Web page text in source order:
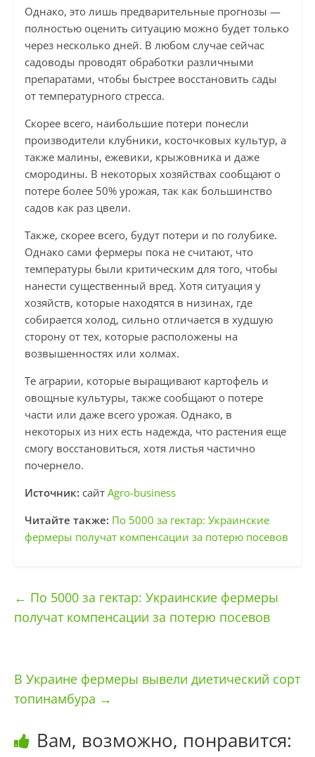
Однако, это лишь предварительные прогнозы —
полностью оценить ситуацию можно будет только
через несколько дней. В любом случае сейчас
садоводы проводят обработки различными
препаратами, чтобы быстрее восстановить сады
от температурного стресса.
Скорее всего, наибольшие потери понесли
производители клубники, косточковых культур, а
также малины, ежевики, крыжовника и даже
смородины. В некоторых хозяйствах сообщают о
потере более 50% урожая, так как большинство
садов как раз цвели.
Также, скорее всего, будут потери и по голубике.
Однако сами фермеры пока не считают, что
температуры были критическим для того, чтобы
нанести существенный вред. Хотя ситуация у
хозяйств, которые находятся в низинах, где
собирается холод, сильно отличается в худшую
сторону от тех, которые расположены на
возвышенностях или холмах.
Те аграрии, которые выращивают картофель и
овощные культуры, также сообщают о потере
части или даже всего урожая. Однако, в
некоторых из них есть надежда, что растения еще
смогу восстановиться, хотя листья частично
почернело.
Источник: сайт Agro-business
Читайте также: По 5000 за гектар: Украинские
фермеры получат компенсации за потерю посевов
← По 5000 за гектар: Украинские фермеры
получат компенсации за потерю посевов
В Украине фермеры вывели диетический сорт
топинамбура →
Вам, возможно, понравится: